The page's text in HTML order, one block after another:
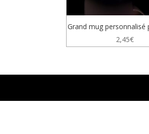
Grand mug personnalisé
2,45€